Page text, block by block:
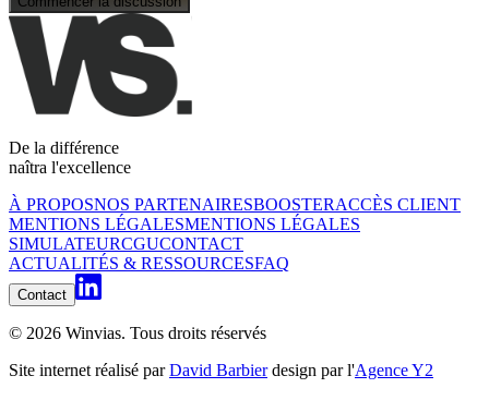
De la différence
naîtra l'excellence
À PROPOSNOS PARTENAIRESBOOSTERACCÈS CLIENT
MENTIONS LÉGALESMENTIONS LÉGALES
SIMULATEURCGUCONTACT
ACTUALITÉS & RESSOURCESFAQ
Contact
© 2026 Winvias. Tous droits réservés
Site internet réalisé parDavid Barbierdesign par l'Agence Y2